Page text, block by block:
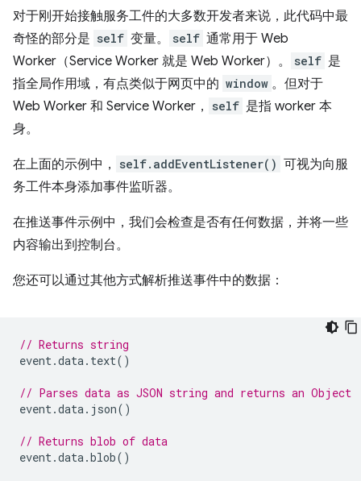
对于刚开始接触服务工件的大多数开发者来说，此代码中最
奇怪的部分是 self 变量。 self 通常用于 Web
Worker（Service Worker 就是 Web Worker）。
self 是
指全局作用域，有点类似于网页中的 window 。但对于
Web Worker 和 Service Worker，
self 是指 worker 本
身。
在上面的示例中， self.addEventListener() 可视为向服
务工件本身添加事件监听器。
在推送事件示例中，我们会检查是否有任何数据，并将一些
内容输出到控制台。
您还可以通过其他方式解析推送事件中的数据：
// Returns string
event.data. text()
// Parses data as JSON string and returns an Object
event.data. json()
// Returns blob of data
event.data.blob()